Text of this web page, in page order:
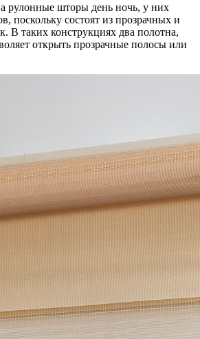
рулонные шторы день ночь, у них
поскольку состоят из прозрачных и
В таких конструкциях два полотна,
открыть прозрачные полосы или